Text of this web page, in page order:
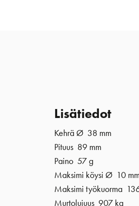
Lisätiedot
Kehrä Ø 38 mm
Pituus 89 mm
Paino 57 g
Maksimi köysi Ø 10 mm
Maksimi työkuorma
Murtolujuus 907 kg